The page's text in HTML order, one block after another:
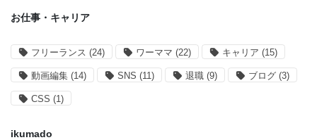
お仕事・キャリア
フリーランス (24) ワーママ (22) キャリア (15)
動画編集 (14) SNS (11) 退職 (9) ブログ (3)
CSS (1)
ikumado